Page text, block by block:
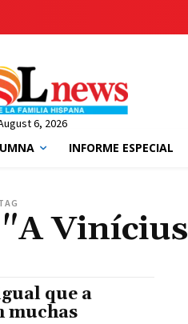
6, 2026
INFORME ESPECIAL
Vinícius
que a
muchas